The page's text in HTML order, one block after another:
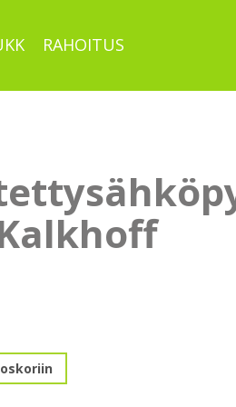
RAHOITUS